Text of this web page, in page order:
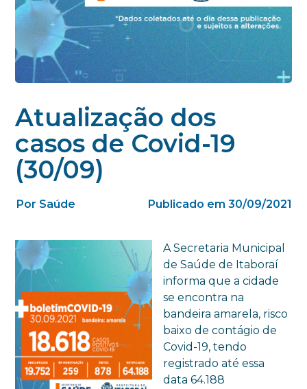
Atualização dos
casos de Covid-19
(30/09)
Por Saúde Publicado em 30/09/2021
A Secretaria Municipal
de Saúde de Itaboraí
informa que a cidade
se encontra na
bandeira amarela, risco
baixo de contágio de
Covid-19, tendo
registrado até essa
data 64.188